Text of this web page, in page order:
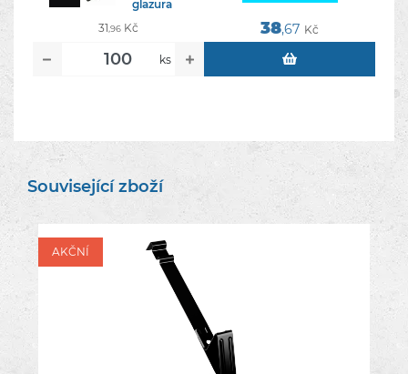
glazura
31,96 Kč 38,67 Kč
ks
Související zboží
AKČNÍ